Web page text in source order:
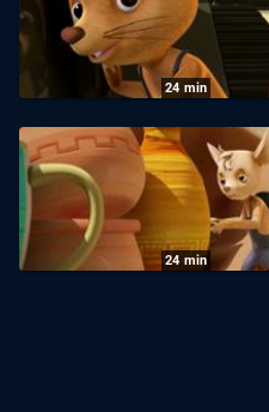
26.09.2024|ZDF
24 min
JoNaLu: Schöne Töne
25.09.2024|ZDF
24 min